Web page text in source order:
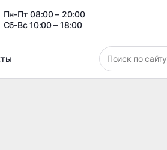
Пн-Пт08:00 – 20:00
Сб-Вс10:00 – 18:00
Поиск по сайту